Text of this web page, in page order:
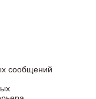
сообщений